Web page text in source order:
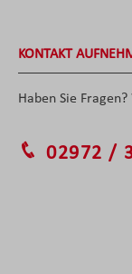
KONTAKT
Haben Sie
02972 /